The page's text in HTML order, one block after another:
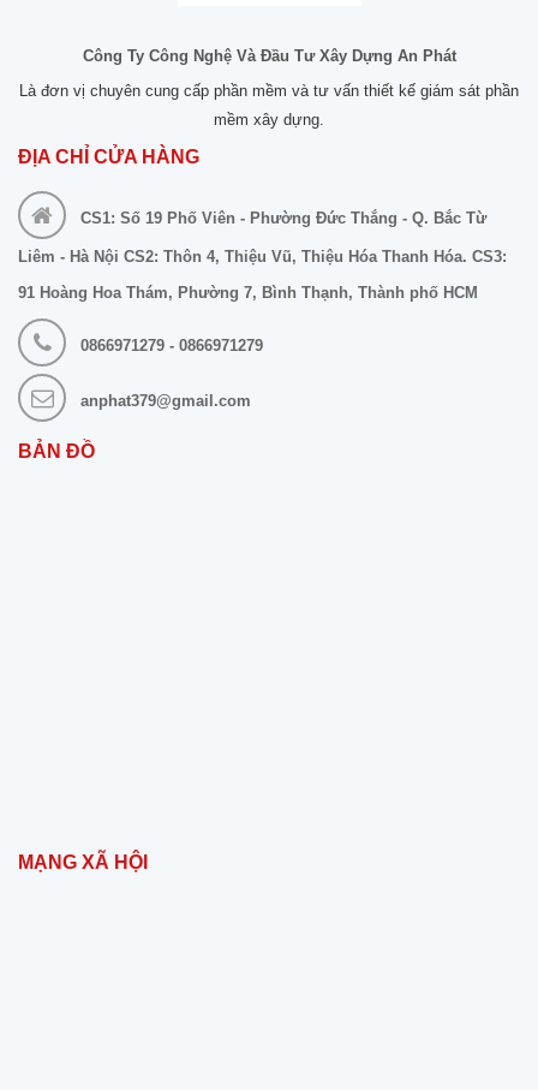
Công Ty Công Nghệ Và Đầu Tư Xây Dựng An Phát
Là đơn vị chuyên cung cấp phần mềm và tư vấn thiết kế giám sát phần
mềm xây dựng.
ĐỊA CHỈ CỬA HÀNG
CS1: Số 19 Phố Viên - Phường Đức Thắng - Q. Bắc Từ
Liêm - Hà Nội CS2: Thôn 4, Thiệu Vũ, Thiệu Hóa Thanh Hóa. CS3:
91 Hoàng Hoa Thám, Phường 7, Bình Thạnh, Thành phố HCM
0866971279 - 0866971279
anphat379@gmail.com
BẢN ĐỒ
MẠNG XÃ HỘI